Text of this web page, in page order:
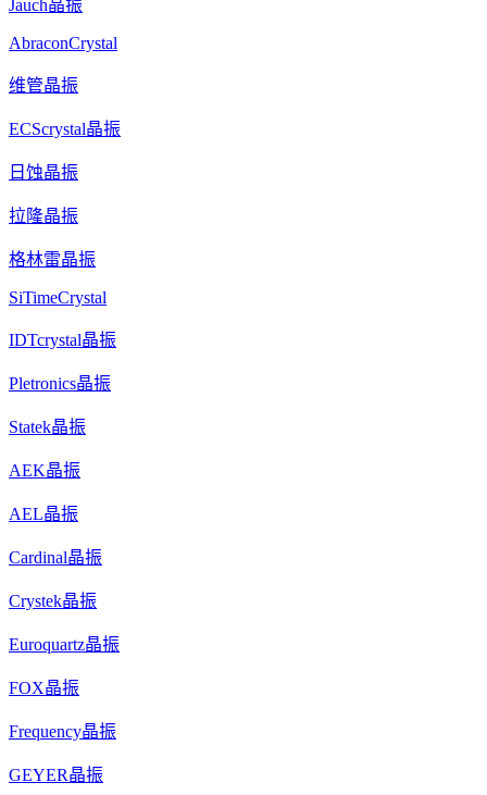
Jauch晶振
AbraconCrystal
维管晶振
ECScrystal晶振
日蚀晶振
拉隆晶振
格林雷晶振
SiTimeCrystal
IDTcrystal晶振
Pletronics晶振
Statek晶振
AEK晶振
AEL晶振
Cardinal晶振
Crystek晶振
Euroquartz晶振
FOX晶振
Frequency晶振
GEYER晶振